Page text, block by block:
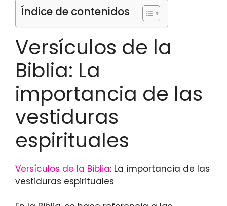
Índice de contenidos
Versículos de la
Biblia: La
importancia de las
vestiduras
espirituales
Versículos de la Biblia: La importancia de las
vestiduras espirituales